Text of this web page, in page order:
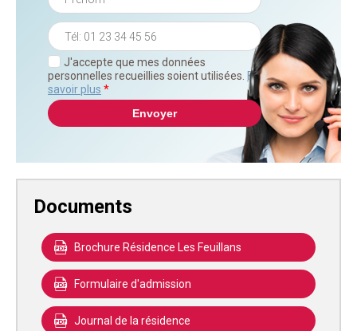
J'accepte que mes données
personnelles recueillies soient utilisées. En
savoir plus *
Documents
Brochure Résidence Les Feuillans
Formulaire d'admission
Journal de la résidence